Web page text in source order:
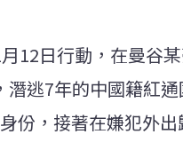
12日行動，在曼谷
逃7年的中國籍紅
份，接著在嫌犯外出